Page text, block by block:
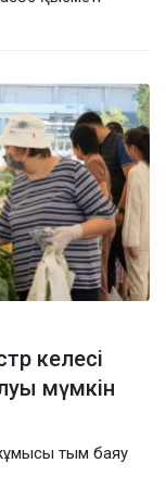
келесі
мүмкін
жұмысы тым баяу